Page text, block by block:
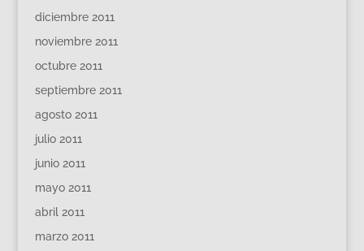
diciembre 2011
noviembre 2011
octubre 2011
septiembre 2011
agosto 2011
julio 2011
junio 2011
mayo 2011
abril 2011
marzo 2011